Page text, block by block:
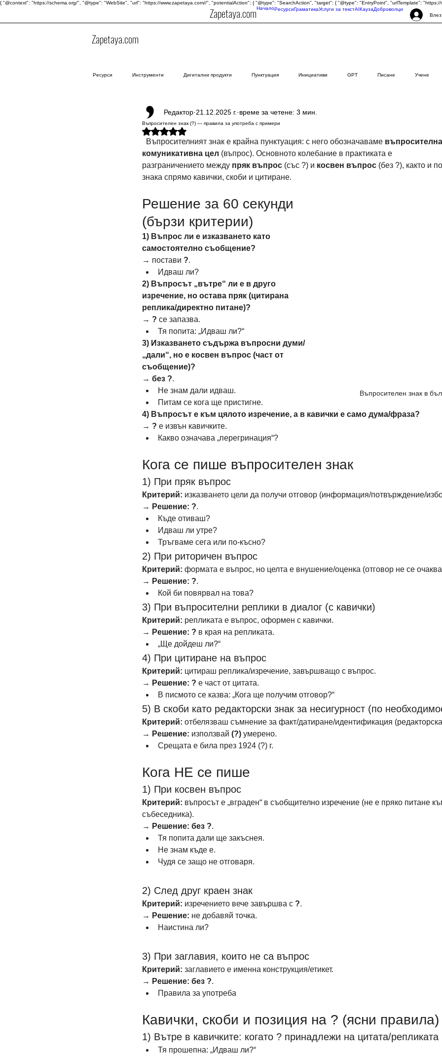
{ "@context": "https://schema.org/", "@type": "WebSite", "url": "https://www.zapetaya.com//", "potentialAction": { "@type": "SearchAction", "target": { "@type": "EntryPoint", "urlTemplate":
Zapetaya.comНачалоРесурсиГраматикаУслуги за текстAIКаузаДоброволци
Zapetaya.com
Ресурси Инструменти Дигитални продукти Пунктуация Инициативи GPT Писане Учене
Въпросителен знак (?) — правила за употреба с примери
Редактор 21.12.2025 г. време за четене: 3 мин.
Оценено с NaN от 5 звезди.
  Въпросителният знак е крайна пунктуация: с него обозначаваме
комуникативна цел (въпрос). Основното колебание в практиката е
разграничението между пряк въпрос (със ?) и косвен въпрос (без ?), както и
знака спрямо кавички, скоби и цитиране.
Въпросителен знак в
Решение за 60 секунди
(бързи критерии)
1) Въпрос ли е изказването като
самостоятелно съобщение?
→ постави ?.
Идваш ли?
2) Въпросът „вътре“ ли е в друго
изречение, но остава пряк (цитирана
реплика/директно питане)?
→ ? се запазва.
Тя попита: „Идваш ли?“
3) Изказването съдържа въпросни думи/
„дали“, но е косвен въпрос (част от
съобщение)?
→ без ?.
Не знам дали идваш.
Питам се кога ще пристигне.
4) Въпросът е към цялото изречение, а в кавички е само дума/фраза?
→ ? е извън кавичките.
Какво означава „перегринация“?
Кога се пише въпросителен знак
1) При пряк въпрос
Критерий: изказването цели да получи отговор (информация/потвърждение/
→ Решение: ?.
Къде отиваш?
Идваш ли утре?
Тръгваме сега или по-късно?
2) При риторичен въпрос
Критерий: формата е въпрос, но целта е внушение/оценка (отговор не се
→ Решение: ?.
Кой би повярвал на това?
3) При въпросителни реплики в диалог (с кавички)
Критерий: репликата е въпрос, оформен с кавички.
→ Решение: ? в края на репликата.
„Ще дойдеш ли?“
4) При цитиране на въпрос
Критерий: цитираш реплика/изречение, завършващо с въпрос.
→ Решение: ? е част от цитата.
В писмото се казва: „Кога ще получим отговор?“
5) В скоби като редакторски знак за несигурност (по
Критерий: отбелязваш съмнение за факт/датиране/идентификация
→ Решение: използвай (?) умерено.
Срещата е била през 1924 (?) г.
Кога НЕ се пише
1) При косвен въпрос
Критерий: въпросът е „вграден“ в съобщително изречение (не е пряко питане
събеседника).
→ Решение: без ?.
Тя попита дали ще закъснея.
Не знам къде е.
Чудя се защо не отговаря.
2) След друг краен знак
Критерий: изречението вече завършва с ?.
→ Решение: не добавяй точка.
Наистина ли?
3) При заглавия, които не са въпрос
Критерий: заглавието е именна конструкция/етикет.
→ Решение: без ?.
Правила за употреба
Кавички, скоби и позиция на ? (ясни правила)
1) Вътре в кавичките: когато ? принадлежи на цитата/репликата
Тя прошепна: „Идваш ли?“